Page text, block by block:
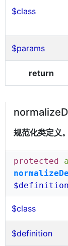
$class
$params
return
规范化类定义。
protected
$definition
$class
$definition